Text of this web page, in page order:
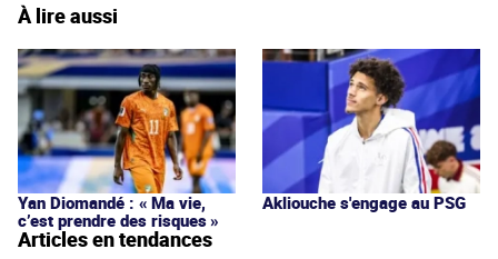
À lire aussi
Yan Diomandé : « Ma vie,
c’est prendre des risques »
Akliouche s'engage au PSG
Articles en tendances